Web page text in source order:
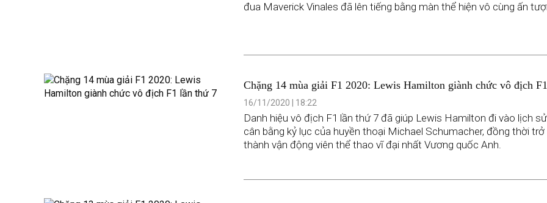
đua Maverick Vinales đã lên tiếng bằng màn thể hiện vô cùng ấn
Chặng 14 mùa giải F1 2020: Lewis Hamilton giành chức vô địch
thứ 7
16/11/2020 | 18:22
Danh hiệu vô địch F1 lần thứ 7 đã giúp Lewis Hamilton đi vào lịch
cân bằng kỷ lục của huyền thoại Michael Schumacher, đồng thời trở
thành vận động viên thể thao vĩ đại nhất Vương quốc Anh.